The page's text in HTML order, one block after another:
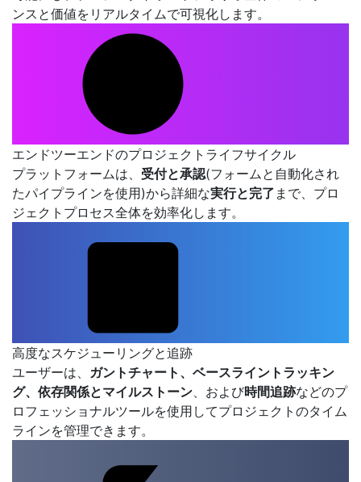
ンスと価値をリアルタイムで可視化します。
エンドツーエンドのプロジェクトライフサイクル
プラットフォームは、 受付と承認(フォームと自動化され
たパイプラインを使用)から詳細な実行と完了 まで、プロ
ジェクトプロセス全体を効率化します。
高度なスケジューリングと追跡
ユーザーは、 ガントチャート、ベースライントラッキン
グ、依存関係とマイルストーン、および時間追跡などのプ
ロフェッショナルツールを使用してプロジェクトのタイム
ラインを管理できます。